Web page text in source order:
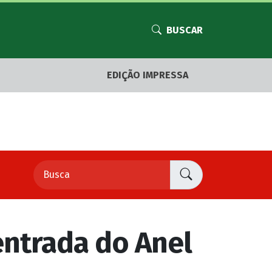
BUSCAR
EDIÇÃO IMPRESSA